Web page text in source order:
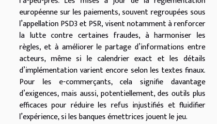
européenne sur les paiements, souvent regroupées sous
l’appellation PSD3 et PSR, visent notamment à renforcer
la lutte contre certaines fraudes, à harmoniser les
règles, et à améliorer le partage d’informations entre
acteurs, même si le calendrier exact et les détails
d’implémentation varient encore selon les textes finaux.
Pour les e-commerçants, cela signifie davantage
d’exigences, mais aussi, potentiellement, des outils plus
efficaces pour réduire les refus injustifiés et fluidifier
l’expérience, si les banques émettrices jouent le jeu.